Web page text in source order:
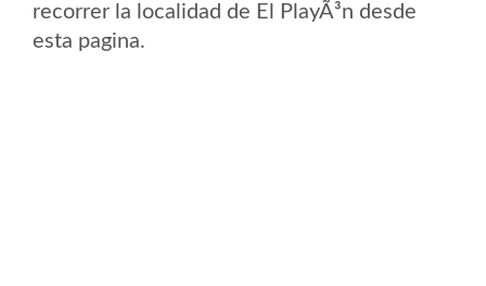
recorrer la localidad de El PlayÃ³n desde
esta pagina.